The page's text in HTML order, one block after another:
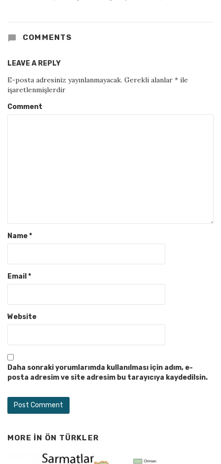
COMMENTS
LEAVE A REPLY
E-posta adresiniz yayınlanmayacak. Gerekli alanlar * ile
işaretlenmişlerdir
Comment
Name*
Email *
Website
Daha sonraki yorumlarımda kullanılması için adım, e-
posta adresim ve site adresim bu tarayıcıya kaydedilsin.
MORE IN ÖN TÜRKLER